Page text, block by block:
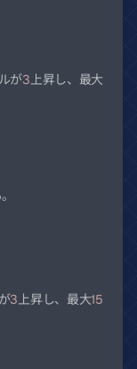
が3上昇し、最大
3上昇し、最大15